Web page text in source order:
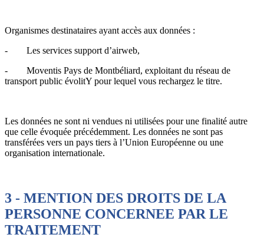
Organismes destinataires ayant accès aux données :
- Les services support d’airweb,
- Moventis Pays de Montbéliard, exploitant du réseau de
transport public évolitY pour lequel vous rechargez le titre.
Les données ne sont ni vendues ni utilisées pour une finalité autre
que celle évoquée précédemment. Les données ne sont pas
transférées vers un pays tiers à l’Union Européenne ou une
organisation internationale.
3 - MENTION DES DROITS DE LA
PERSONNE CONCERNEE PAR LE
TRAITEMENT